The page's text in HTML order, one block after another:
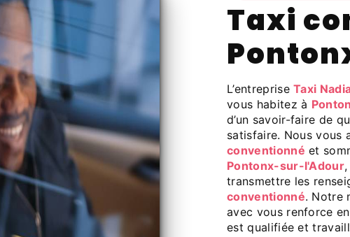
taxi conventionné à
L’entrepriseTaxi
vous habitez à
d’un savoir-faire de
satisfaire. Nous vous
conventionné et
Pontonx-sur-l'Adour
transmettre les
conventionné. Notre
avec vous renforce
est qualifiée et